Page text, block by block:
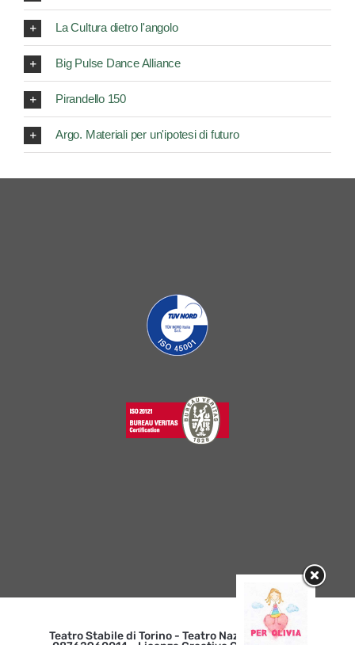
La Cultura dietro l'angolo
Big Pulse Dance Alliance
Pirandello 150
Argo. Materiali per un'ipotesi di futuro
Teatro Stabile di Torino - Teatro Nazionale | p. iva